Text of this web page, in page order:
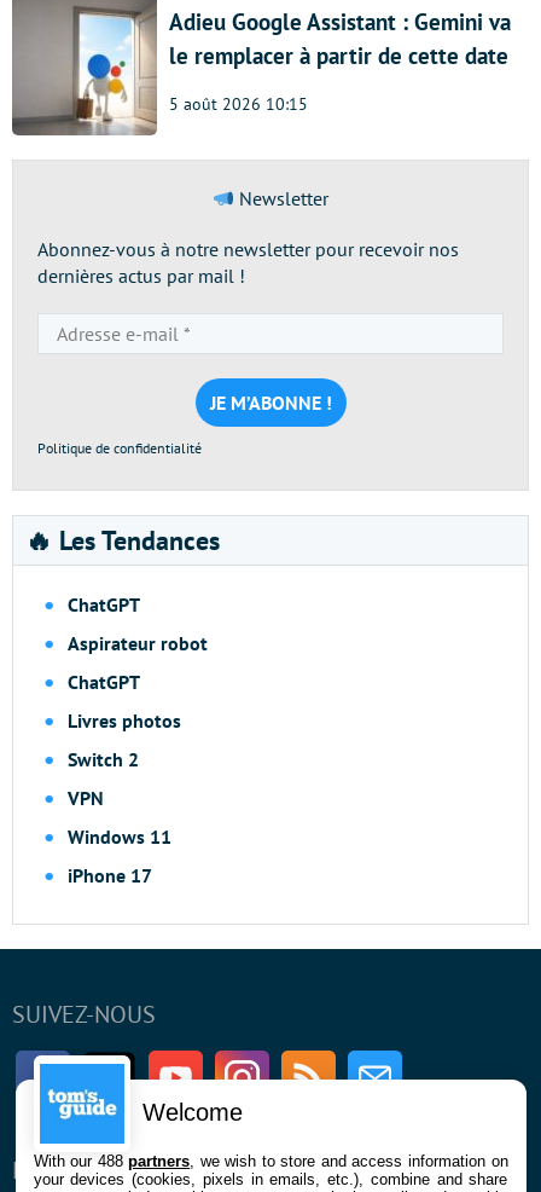
Adieu Google Assistant : Gemini va
le remplacer à partir de cette date
5 août 2026 10:15
Newsletter
Abonnez-vous à notre newsletter pour recevoir nos
dernières actus par mail !
e-
mail
*
Politique de confidentialité
🔥 Les Tendances
ChatGPT
Aspirateur robot
ChatGPT
Livres photos
Switch 2
VPN
Windows 11
iPhone 17
SUIVEZ-NOUS
FacebookTwitter Youtube InstagramRSS Newsletter
ENTREPRISE À PROPOS
Welcome
With our 488partners , we wish to store and access information on
your devices (cookies, pixels in emails, etc.), combine and share